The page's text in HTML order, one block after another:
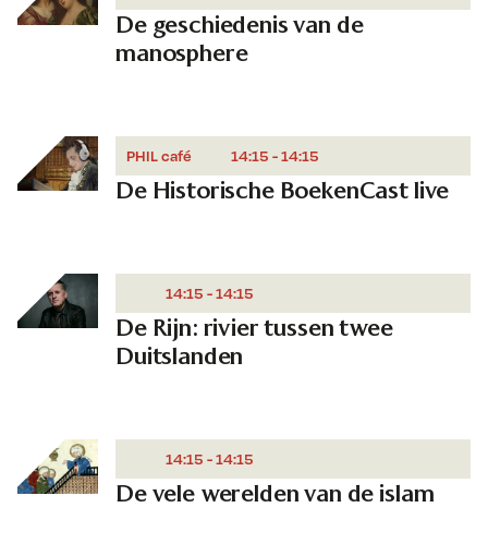
De geschiedenis van de
manosphere
PHIL café 14:15 - 14:15
De Historische BoekenCast live
14:15 - 14:15
De Rijn: rivier tussen twee
Duitslanden
14:15 - 14:15
De vele werelden van de islam